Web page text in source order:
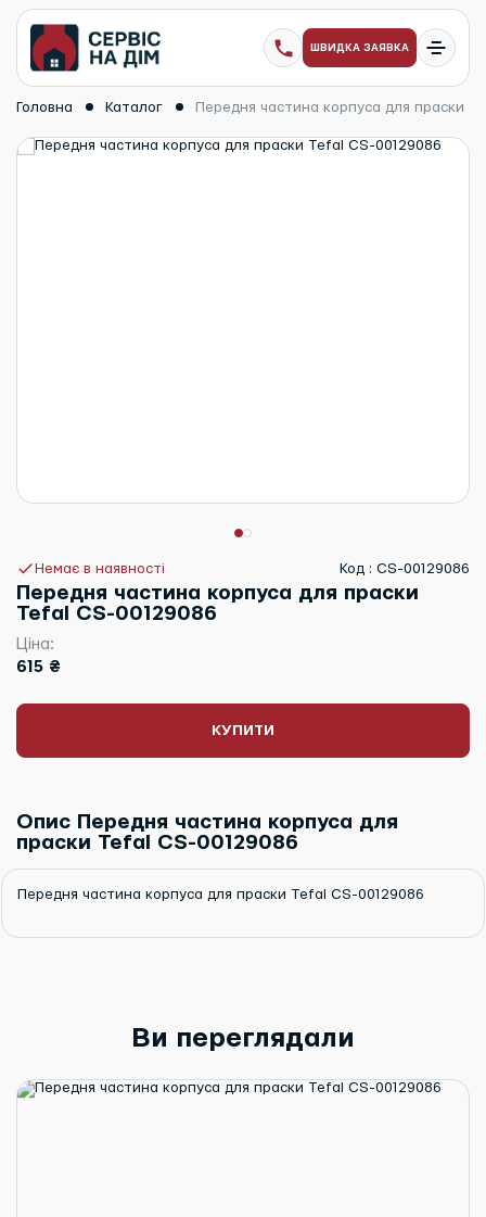
ШВИДКА ЗАЯВКА
Головна Каталог Передня частина корпуса для праски
Немає в наявності Код : CS-00129086
Передня частина корпуса для праски
Tefal CS-00129086
Ціна:
615 ₴
КУПИТИ
Опис Передня частина корпуса для
праски Tefal CS-00129086
Передня частина корпуса для праски Tefal CS-00129086
Ви переглядали